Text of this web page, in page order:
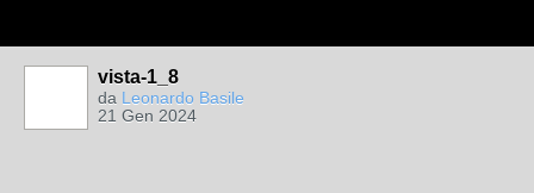
vista-1_8
da Leonardo Basile
21 Gen 2024